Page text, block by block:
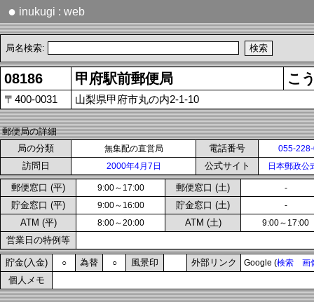
● inukugi : web
局名検索:
08186 甲府駅前郵便局 こ
〒400-0031 山梨県甲府市丸の内2-1-10
郵便局の詳細
局の分類
無集配の直営局 電話番号 055-
訪問日 2000年4月7日 公式サイト 日本郵政公
郵便窓口 (平) 9:00～17:00 郵便窓口 (土) -
貯金窓口 (平) 9:00～16:00 貯金窓口 (土) -
ATM (平) 8:00～20:00 ATM (土) 9:00～17:00
営業日の特例等
貯金(入金) ○ 為替 ○ 風景印 外部リンク Google (検索 画
個人メモ